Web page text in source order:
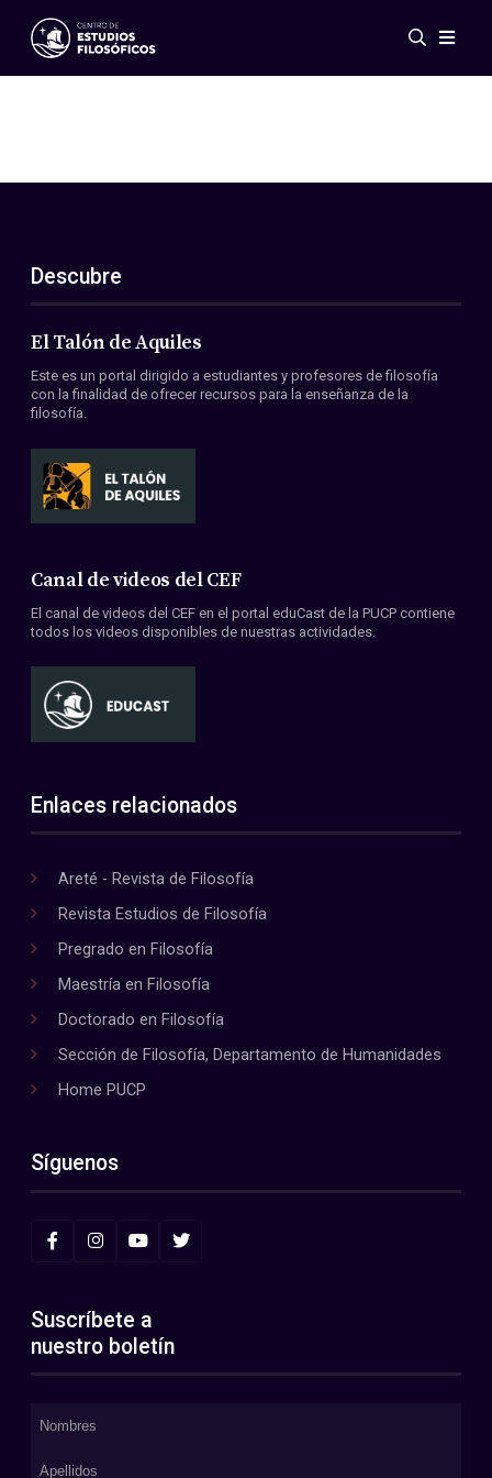
Eventos
ES
EN
Acerca de nosotros
Miembros
Convenios
Descubre
El Talón de Aquiles
Este es un portal dirigido a estudiantes y profesores de filosofía
con la finalidad de ofrecer recursos para la enseñanza de la
filosofía.
Canal de videos del CEF
El canal de videos del CEF en el portal eduCast de la PUCP contiene
todos los videos disponibles de nuestras actividades.
Enlaces relacionados
Areté - Revista de Filosofía
Revista Estudios de Filosofía
Pregrado en Filosofía
Maestría en Filosofía
Doctorado en Filosofía
Sección de Filosofía, Departamento de Humanidades
Home PUCP
Síguenos
Suscríbete a
nuestro boletín